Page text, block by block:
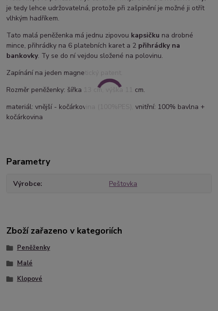
je tedy lehce udržovatelná, protože při zašpinění je možné ji otřít
vlhkým hadříkem.
Tato malá peněženka má jednu zipovou kapsičku na drobné
mince, přihrádky na 6 platebních karet a 2 přihrádky na
bankovky. Ty se do ní vejdou složené na polovinu.
Zapínání na jeden magnetický patent.
Rozměr peněženky: šířka 13 cm, výška 11 cm.
materiál: vnější - kočárkovina (100%PES), vnitřní: 100% bavlna +
kočárkovina
Parametry
Výrobce Peštovka
Zboží zařazeno v kategoriích
Peněženky
Malé
Klopové